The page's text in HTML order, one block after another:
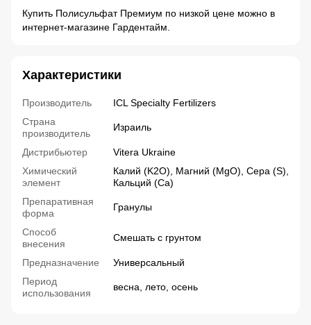
Купить Полисульфат Премиум по низкой цене можно в
интернет-магазине Гардентайм.
Характеристики
Производитель
ICL Specialty Fertilizers
Страна
производитель
Израиль
Дистрибьютер
Vitera Ukraine
Химический
элемент
Калий (K2О), Магний (MgО), Сера (S),
Кальций (Са)
Препаративная
форма
Гранулы
Способ
внесения
Смешать с грунтом
Предназначение
Универсальный
Период
использования
весна, лето, осень